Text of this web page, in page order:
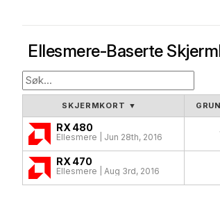
Ellesmere-Baserte
SKJERMKORT ▼
RX 480
Ellesmere | Jun 28th, 2016
RX 470
Ellesmere | Aug 3rd, 2016